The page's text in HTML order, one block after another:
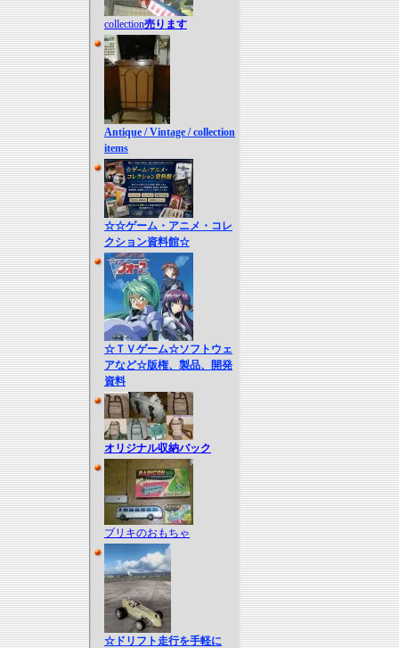
collection売ります
Antique / Vintage / collection
items
☆☆ゲーム・アニメ・コレ
クション資料館☆
☆ＴＶゲーム☆ソフトウェ
アなど☆版権、製品、開発
資料
オリジナル収納バック
ブリキのおもちゃ
☆ドリフト走行を手軽に